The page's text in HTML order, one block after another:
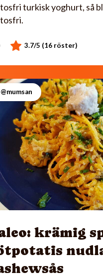
turkisk yoghurt, så
@mumsan
krämig